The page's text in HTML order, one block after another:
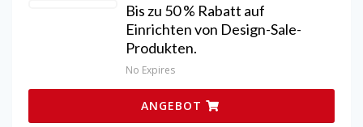
Bis zu 50 % Rabatt auf
Einrichten von Design-Sale-
Produkten.
No Expires
ANGEBOT